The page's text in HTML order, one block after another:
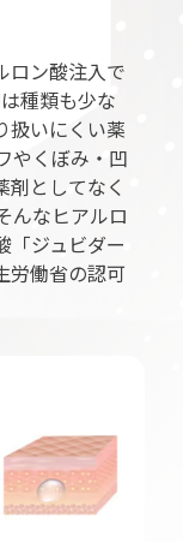
ロン酸注入で
種類も少な
扱いにくい薬
やくぼみ・凹
としてなく
んなヒアルロ
「ジュビダー
労働省の認可